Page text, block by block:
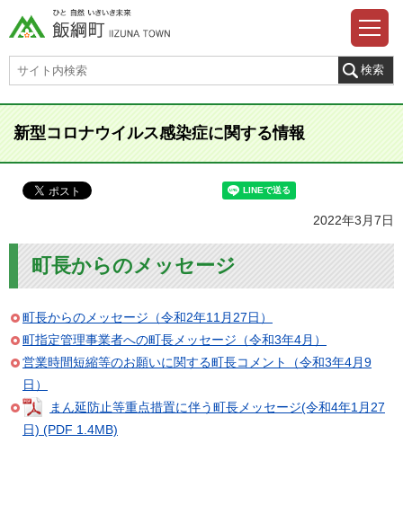
新型コロナウイルス感染症に関する情報
2022年3月7日
町長からのメッセージ
町長からのメッセージ（令和2年11月27日）
町指定管理事業者への町長メッセージ（令和3年4月）
営業時間短縮等のお願いに関する町長コメント（令和3年4月9
日）
まん延防止等重点措置に伴う町長メッセージ(令和4年1月27
日) (PDF 1.4MB)